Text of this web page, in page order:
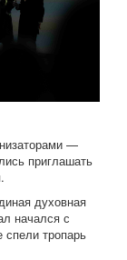
—
приглашать
духовная
начался с
спели тропарь